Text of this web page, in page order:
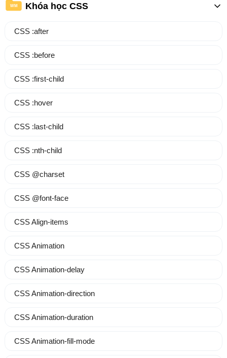
WM Khóa học CSS
CSS :after
CSS :before
CSS :first-child
CSS :hover
CSS :last-child
CSS :nth-child
CSS @charset
CSS @font-face
CSS Align-items
CSS Animation
CSS Animation-delay
CSS Animation-direction
CSS Animation-duration
CSS Animation-fill-mode